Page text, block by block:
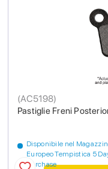
Pastiglie Freni
(AC5198)
Disponibile nel
Europeo Tempistica 5
purchase